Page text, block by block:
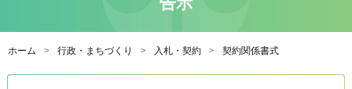
ホーム 行政・まちづくり 入札・契約 契約関係書式